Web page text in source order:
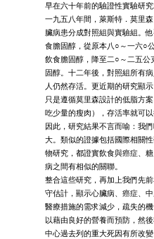
早在六十年前的驗證性實驗研
一九五八年間，萊斯特．莫里
臟病患分成對照組與實驗組。
食膽固醇，從原本八○～一六○
飲食膽固醇，降至二○～二五
固醇。十二年後，對照組所有
人仍然存活。更近期的研究顯
只是遵循莫里森設計的低脂方
吃少量的瘦肉），存活率就可
因此，研究結果不言而喻：我
大。類似的證據包括國際相關
物研究，都證實飲食與癌症、
病之間有相似的關聯。
整合這些研究，再加上我們先
守估計，顯示心臟病、癌症、
醫療措施的需求減少，疏失的
以藉由良好的營養而預防，然
中心過去列的重大死因有所改變